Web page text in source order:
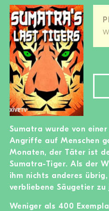
Sumatra wurde von
Angriffe auf Menschen
Monaten, der Täter ist
Sumatra-Tiger. Als der
ihm nichts anderes
verbliebene Säugetier
Weniger als 400